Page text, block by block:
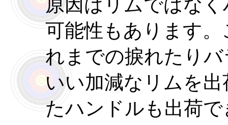
原因はリムではな
可能性もあります
れまでの捩れたり
いい加減なリムを
たハンドルも出荷